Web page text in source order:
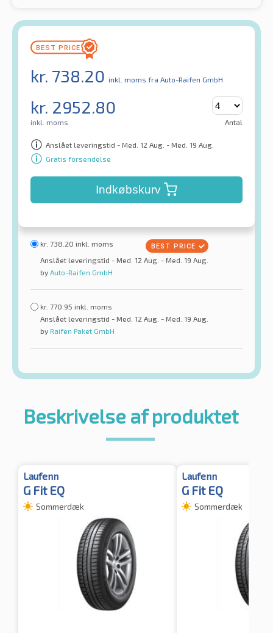
kr. 738.20 inkl. moms fra Auto-Raifen GmbH
kr. 2952.80
inkl. moms Antal
Anslået leveringstid - Med. 12 Aug. - Med. 19 Aug.
Gratis forsendelse
Indkøbskurv
kr. 738.20 inkl. moms
Anslået leveringstid - Med. 12 Aug. - Med. 19 Aug.
by Auto-Raifen GmbH
kr. 770.95 inkl. moms
Anslået leveringstid - Med. 12 Aug. - Med. 19 Aug.
by Raifen Paket GmbH
Beskrivelse af produktet
Laufenn
G Fit EQ
Sommerdæk
Laufenn
G Fit EQ
Sommerdæk